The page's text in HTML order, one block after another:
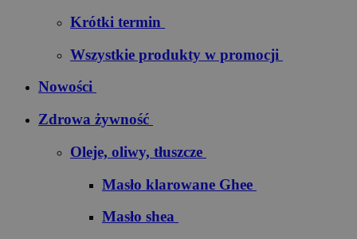
Krótki termin
Wszystkie produkty w promocji
Nowości
Zdrowa żywność
Oleje, oliwy, tłuszcze
Masło klarowane Ghee
Masło shea